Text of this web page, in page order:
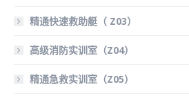
精通快速救助艇（ Z03）
高级消防实训室（Z04）
精通急救实训室（Z05）